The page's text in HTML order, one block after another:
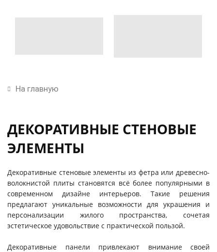
На главную
ДЕКОРАТИВНЫЕ СТЕНОВЫЕ
ЭЛЕМЕНТЫ
Декоративные стеновые элементы из фетра или древесно-
волокнистой плиты становятся всё более популярными в
современном дизайне интерьеров. Такие решения
предлагают уникальные возможности для украшения и
персонализации жилого пространства, сочетая
эстетическое удовольствие с практической пользой.
Декоративные панели привлекают внимание своей